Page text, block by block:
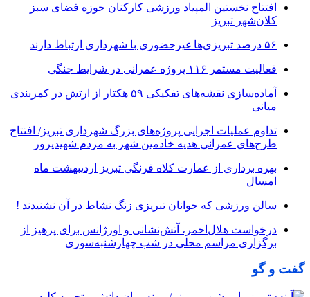
افتتاح نخستین المپیاد ورزشی کارکنان حوزه فضای سبز
کلان‌شهر تبریز
۵۶ درصد تبریزی‌ها غیرحضوری با شهرداری ارتباط دارند
فعالیت مستمر ۱۱۶ پروژه عمرانی در شرایط جنگی
آماده‌سازی نقشه‌های تفکیکی ۵۹ هکتار از ارتش در کمربندی
میانی
تداوم عملیات اجرایی پروژه‌های بزرگ شهرداری تبریز/ افتتاح
طرح‌های عمرانی هدیه خادمین شهر به مردم شهیدپرور
بهره برداری از عمارت کلاه فرنگی تبریز اردیبهشت ماه
امسال
سالن ورزشی که جوانان تبریزی زنگ نشاط در آن نشنیدند !
درخواست هلال‌احمر، آتش‌نشانی و اورژانس برای پرهیز از
برگزاری مراسم محلی در شب چهارشنبه‌سوری
گفت و گو